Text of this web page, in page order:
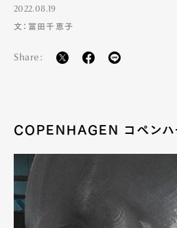
2022.08.19
文：冨田千恵子
Share:
COPENHAGEN コペンハ